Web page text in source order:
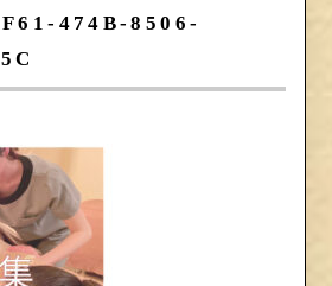
474B-8506-